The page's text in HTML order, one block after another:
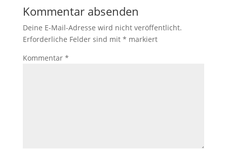
Kommentar absenden
Deine E-Mail-Adresse wird nicht veröffentlicht.
Erforderliche Felder sind mit * markiert
Kommentar *